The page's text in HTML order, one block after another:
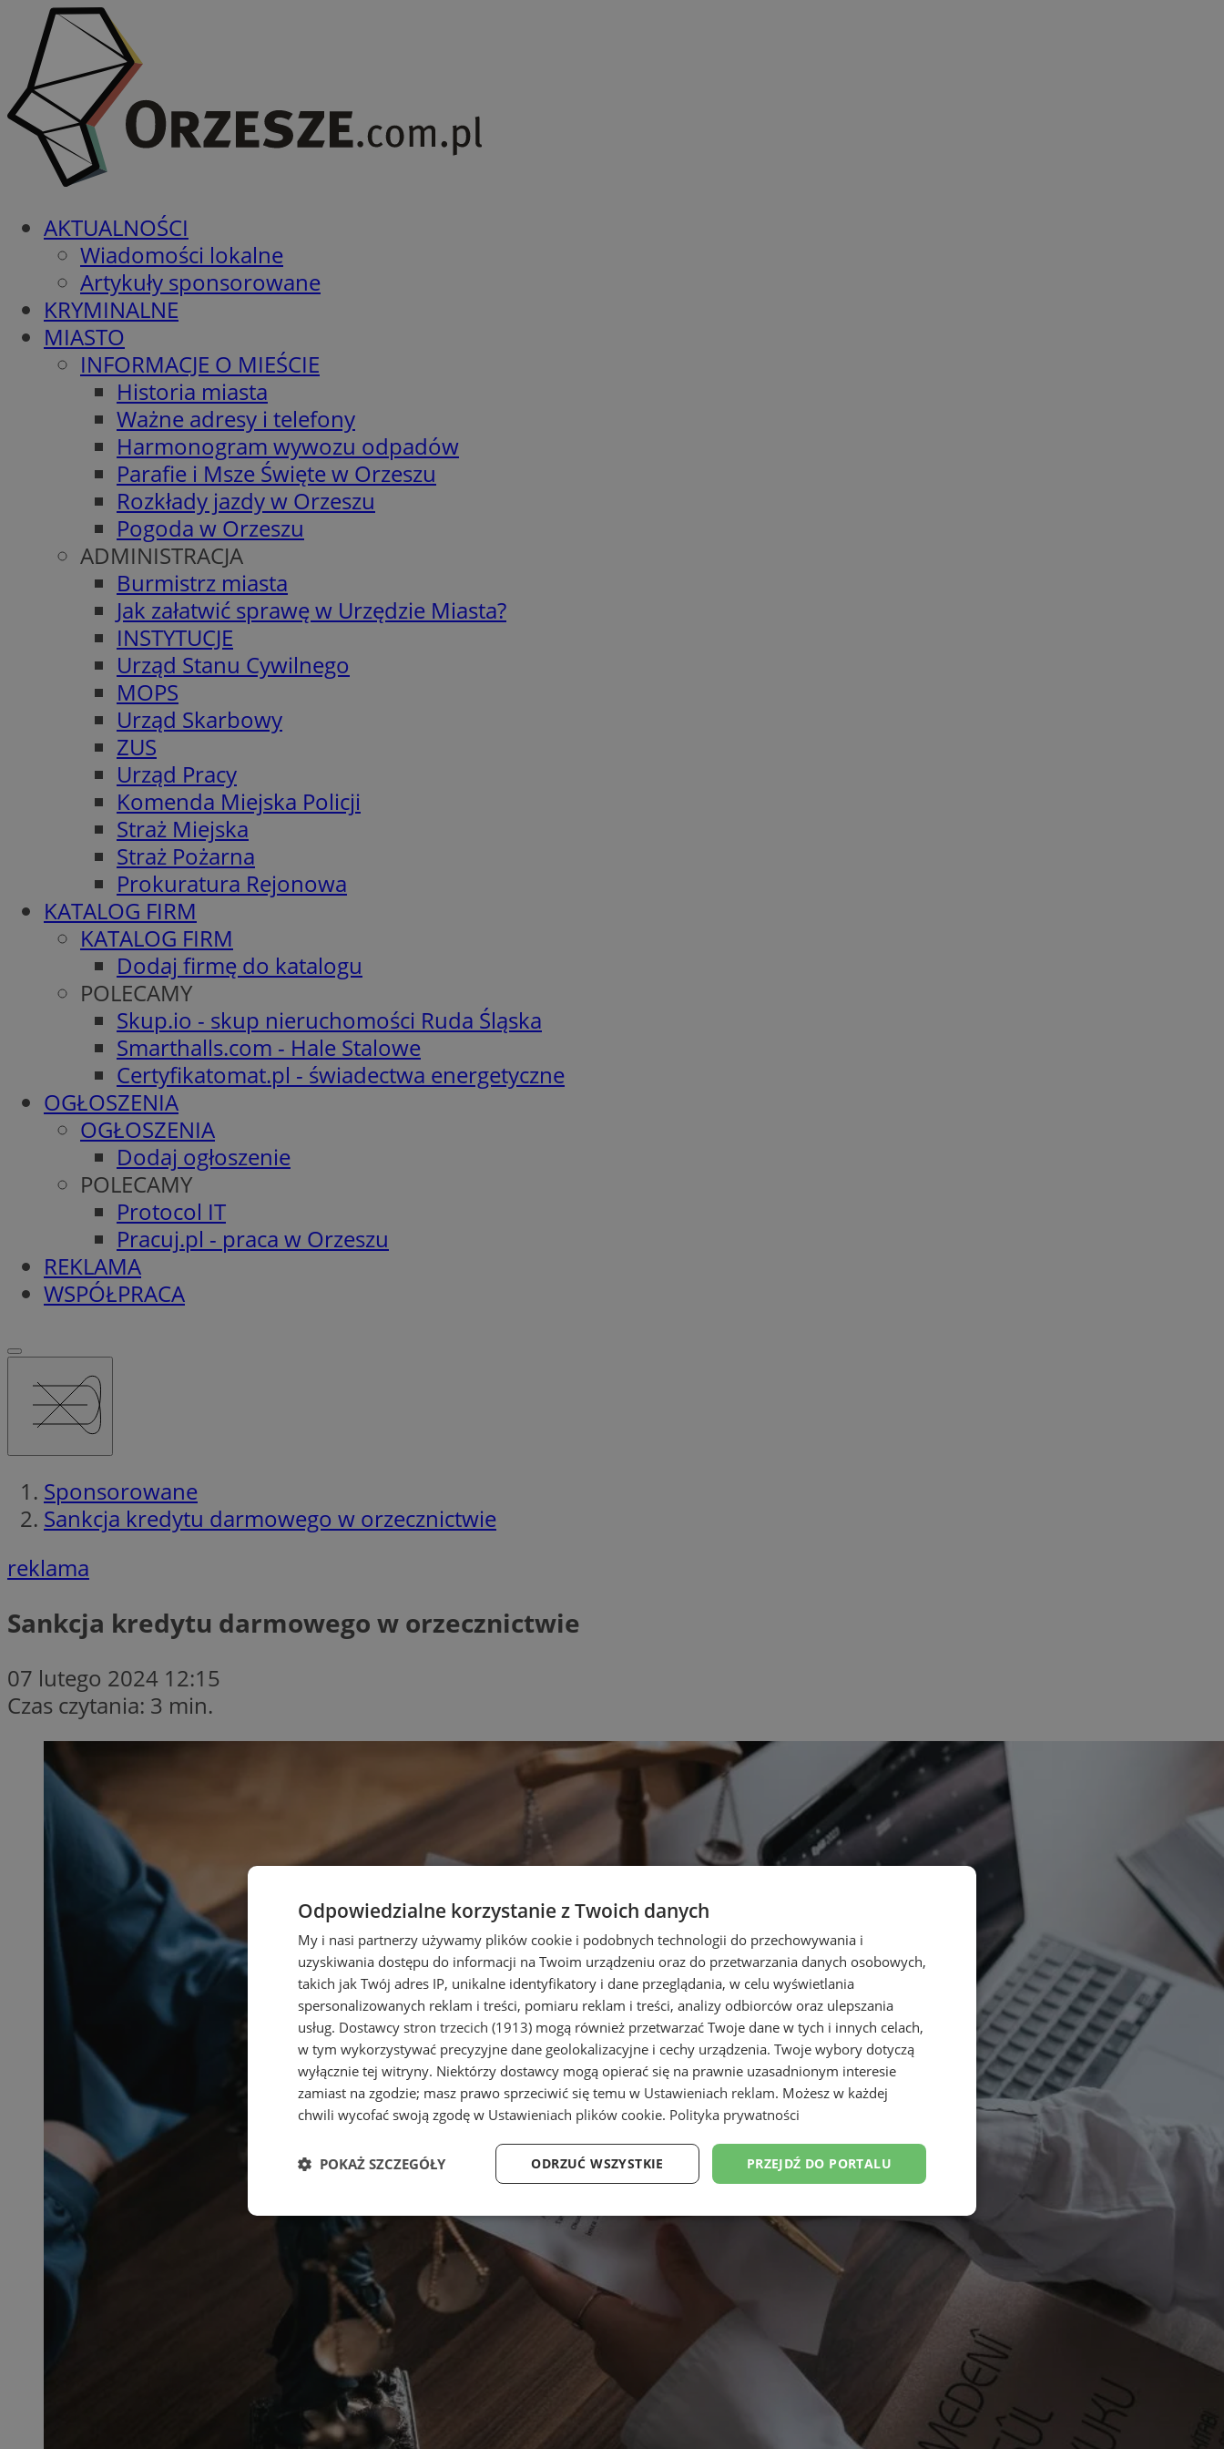
AKTUALNOŚCI
Wiadomości lokalne
Artykuły sponsorowane
KRYMINALNE
MIASTO
INFORMACJE O MIEŚCIE
Historia miasta
Ważne adresy i telefony
Harmonogram wywozu odpadów
Parafie i Msze Święte w Orzeszu
Rozkłady jazdy w Orzeszu
Pogoda w Orzeszu
ADMINISTRACJA
Burmistrz miasta
Jak załatwić sprawę w Urzędzie Miasta?
INSTYTUCJE
Urząd Stanu Cywilnego
MOPS
Urząd Skarbowy
ZUS
Urząd Pracy
Komenda Miejska Policji
Straż Miejska
Straż Pożarna
Prokuratura Rejonowa
KATALOG FIRM
KATALOG FIRM
Dodaj firmę do katalogu
POLECAMY
Skup.io - skup nieruchomości Ruda Śląska
Smarthalls.com - Hale Stalowe
Certyfikatomat.pl - świadectwa energetyczne
OGŁOSZENIA
OGŁOSZENIA
Dodaj ogłoszenie
POLECAMY
Protocol IT
Pracuj.pl - praca w Orzeszu
REKLAMA
WSPÓŁPRACA
Sponsorowane
Sankcja kredytu darmowego w orzecznictwie
reklama
Sankcja kredytu darmowego w orzecznictwie
07 lutego 2024 12:15
Czas czytania: 3 min.
Odpowiedzialne korzystanie z Twoich danych
My i nasi partnerzy używamy plików cookie i podobnych technologii do przechowywania i
uzyskiwania dostępu do informacji na Twoim urządzeniu oraz do przetwarzania danych osobowych,
takich jak Twój adres IP, unikalne identyfikatory i dane przeglądania, w celu wyświetlania
spersonalizowanych reklam i treści, pomiaru reklam i treści, analizy odbiorców oraz ulepszania
usług. Dostawcy stron trzecich (1913) mogą również przetwarzać Twoje dane w tych i innych celach,
w tym wykorzystywać precyzyjne dane geolokalizacyjne i cechy urządzenia. Twoje wybory dotyczą
wyłącznie tej witryny. Niektórzy dostawcy mogą opierać się na prawnie uzasadnionym interesie
zamiast na zgodzie; masz prawo sprzeciwić się temu w Ustawieniach reklam. Możesz w każdej
chwili wycofać swoją zgodę w Ustawieniach plików cookie. Polityka prywatności
PRZEJDŹ DO PORTALU
ODRZUĆ WSZYSTKIE
POKAŻ SZCZEGÓŁY
Niezbędne Wydajność Targetowanie Funkcjonalność Niesklasyfikowane
Funkcjonalność Niesklasyfikowane
Niezbędne pliki cookie umożliwiają korzystanie z podstawowych funkcji strony internetowej, takich jak logowanie użytkownika i
zarządzanie kontem. Bez niezbędnych plików cookie nie można prawidłowo korzystać ze strony internetowej.
Nazwa